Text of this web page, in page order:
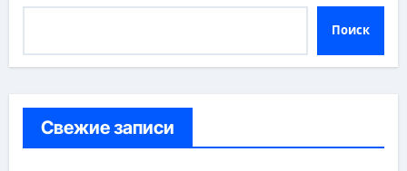
Поиск
Свежие записи